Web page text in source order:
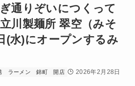
通りぞいにつくって
川製麺所 翠空（みそ
(水)にオープンするみ
ラーメン 錦町 開店
2026年2月28日